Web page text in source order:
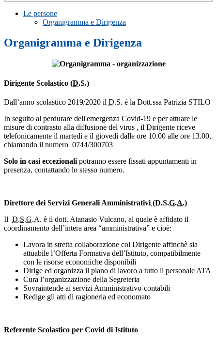
Le persone
Organigramma e Dirigenza
Organigramma e Dirigenza
Dirigente Scolastico (D.S.)
Dall’anno scolastico 2019/2020 il D.S. è la Dott.ssa Patrizia STILO
In seguito al perdurare dell'emergenza Covid-19 e per attuare le
misure di contrasto alla diffusione del virus , il Dirigente riceve
telefonicamente il martedì e il giovedì dalle ore 10.00 alle ore 13.00,
chiamando il numero 0744/300703
Solo in casi eccezionali potranno essere fissati appuntamenti in
presenza, contattando lo stesso numero.
Direttore dei Servizi Generali Amministrativi (D.S.G.A.)
Il D.S.G.A. è il dott. Atanasio Vulcano, al quale è affidato il
coordinamento dell’intera area “amministrativa” e cioè:
Lavora in stretta collaborazione col Dirigente affinchè sia
attuabile l’Offerta Formativa dell’Istituto, compatibilmente
con le risorse economiche disponibili
Dirige ed organizza il piano di lavoro a tutto il personale ATA
Cura l’organizzazione della Segreteria
Sovraintende ai servizi Amministrativo-contabili
Redige gli atti di ragioneria ed economato
Referente Scolastico per Covid di Istituto